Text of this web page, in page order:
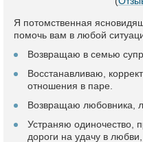
Я потомственная
помочь вам в любой
Возвращаю в семью
Восстанавливаю,
отношения в паре.
Возвращаю любовника,
Устраняю одиночество,
дороги на удачу в любви,